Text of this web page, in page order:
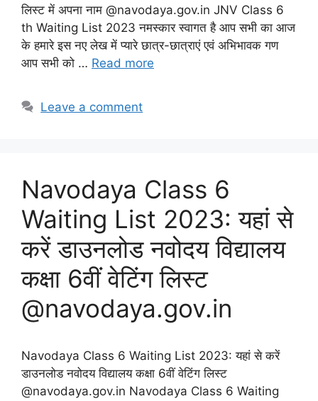
लिस्ट में अपना नाम @navodaya.gov.in JNV Class 6
th Waiting List 2023 नमस्कार स्वागत है आप सभी का आज
के हमारे इस नए लेख में प्यारे छात्र-छात्राएं एवं अभिभावक गण
आप सभी को … Read more
Leave a comment
Navodaya Class 6
Waiting List 2023: यहां से
करें डाउनलोड नवोदय विद्यालय
कक्षा 6वीं वेटिंग लिस्ट
@navodaya.gov.in
Navodaya Class 6 Waiting List 2023: यहां से करें
डाउनलोड नवोदय विद्यालय कक्षा 6वीं वेटिंग लिस्ट
@navodaya.gov.in Navodaya Class 6 Waiting